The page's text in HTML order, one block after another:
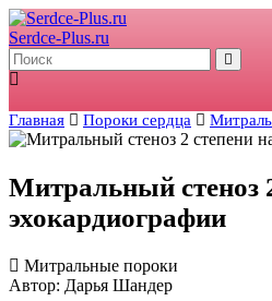
Serdce-Plus.ru
Главная Пороки сердца
Митральный стеноз
эхокардиографии
Митральные пороки
Автор: Дарья Шандер